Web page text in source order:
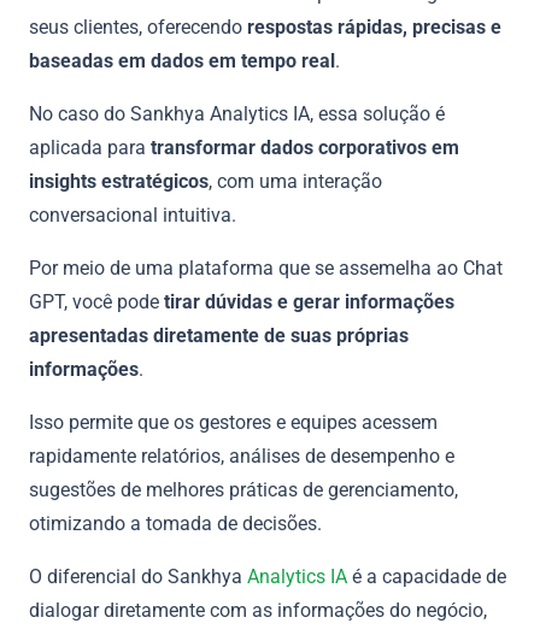
seus clientes, oferecendo respostas rápidas, precisas e
baseadas em dados em tempo real.
No caso do Sankhya Analytics IA, essa solução é
aplicada para transformar dados corporativos em
insights estratégicos, com uma interação
conversacional intuitiva.
Por meio de uma plataforma que se assemelha ao Chat
GPT, você pode tirar dúvidas e gerar informações
apresentadas diretamente de suas próprias
informações.
Isso permite que os gestores e equipes acessem
rapidamente relatórios, análises de desempenho e
sugestões de melhores práticas de gerenciamento,
otimizando a tomada de decisões.
O diferencial do Sankhya Analytics IA é a capacidade de
dialogar diretamente com as informações do negócio,